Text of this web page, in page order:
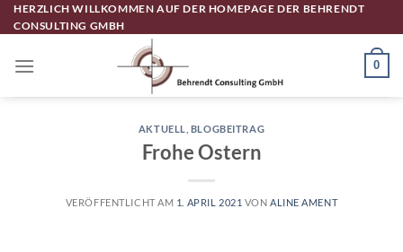
Zum
Inhalt
HERZLICH WILLKOMMEN AUF DER HOMEPAGE DER BEHRENDT
CONSULTING GMBH
0
AKTUELL BLOGBEITRAG
Frohe Ostern
VERÖFFENTLICHT AM 1. APRIL 2021 VON ALINE AMENT